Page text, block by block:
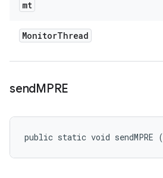
mt
MonitorThread
sendMPRE
public static void sendMPRE (